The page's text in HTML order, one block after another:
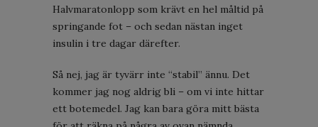
Halvmaratonlopp som krävt en hel måltid på
springande fot – och sedan nästan inget
insulin i tre dagar därefter.
Så nej, jag är tyvärr inte “stabil” ännu. Det
kommer jag nog aldrig bli – om vi inte hittar
ett botemedel. Jag kan bara göra mitt bästa